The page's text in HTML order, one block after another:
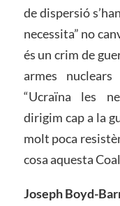
de dispersió
necessita” no
és un crim de
armes
“Ucraïna les
dirigim cap a la
molt poca
cosa aquesta
Joseph Boyd-